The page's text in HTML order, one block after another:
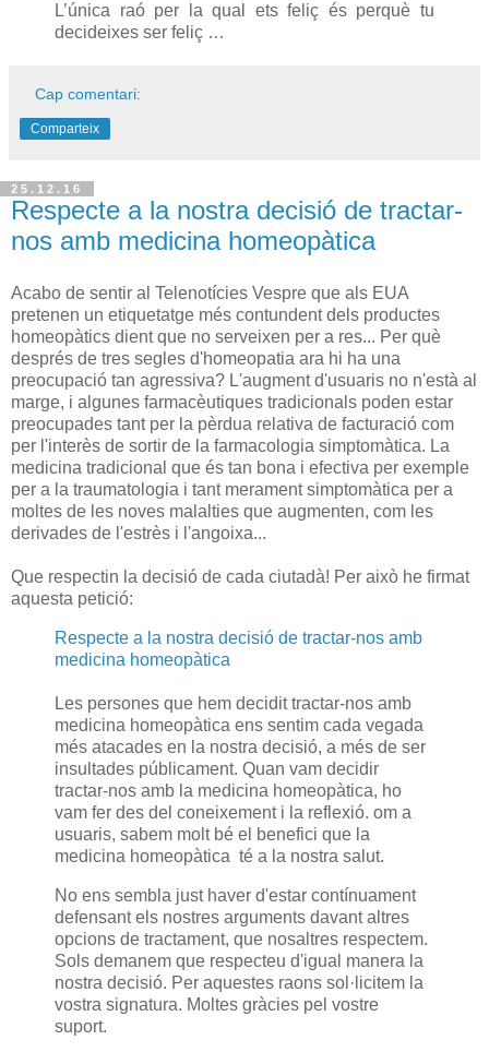
L’única raó per la qual ets feliç és perquè tu
decideixes ser feliç …
Cap comentari:
Comparteix
25.12.16
Respecte a la nostra decisió de tractar-
nos amb medicina homeopàtica
Acabo de sentir al Telenotícies Vespre que als EUA
pretenen un etiquetatge més contundent dels productes
homeopàtics dient que no serveixen per a res... Per què
després de tres segles d'homeopatia ara hi ha una
preocupació tan agressiva? L'augment d'usuaris no n'està al
marge, i algunes farmacèutiques tradicionals poden estar
preocupades tant per la pèrdua relativa de facturació com
per l'interès de sortir de la farmacologia simptomàtica. La
medicina tradicional que és tan bona i efectiva per exemple
per a la traumatologia i tant merament simptomàtica per a
moltes de les noves malalties que augmenten, com les
derivades de l'estrès i l'angoixa...
Que respectin la decisió de cada ciutadà! Per això he firmat
aquesta petició:
Respecte a la nostra decisió de tractar-nos amb
medicina homeopàtica
Les persones que hem decidit tractar-nos amb
medicina homeopàtica ens sentim cada vegada
més atacades en la nostra decisió, a més de ser
insultades públicament. Quan vam decidir
tractar-nos amb la medicina homeopàtica, ho
vam fer des del coneixement i la reflexió. om a
usuaris, sabem molt bé el benefici que la
medicina homeopàtica té a la nostra salut.
No ens sembla just haver d'estar contínuament
defensant els nostres arguments davant altres
opcions de tractament, que nosaltres respectem.
Sols demanem que respecteu d'igual manera la
nostra decisió. Per aquestes raons sol·licitem la
vostra signatura. Moltes gràcies pel vostre
suport.